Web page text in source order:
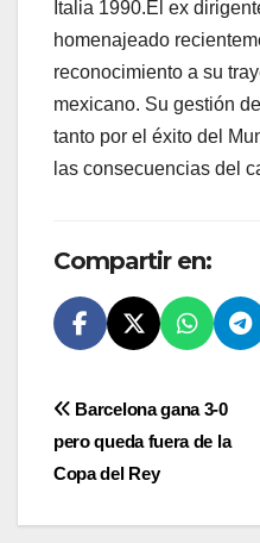
Italia 1990.El ex
homenajeado
reconocimiento a su
mexicano. Su gestión
tanto por el éxito del
las consecuencias del
Compartir en:
Navegación
de
entradas
Barcelona gana 3-0
pero queda fuera de la
Copa del Rey